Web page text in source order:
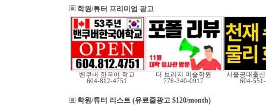
학원/튜터 프리미엄 광고
밴쿠버 한국어 학교
604-812-4751
더 브리지 미술학원
778-340-0917
서울공대출
604-
학원/튜터 리스트 (유료줄광고 $120/month)